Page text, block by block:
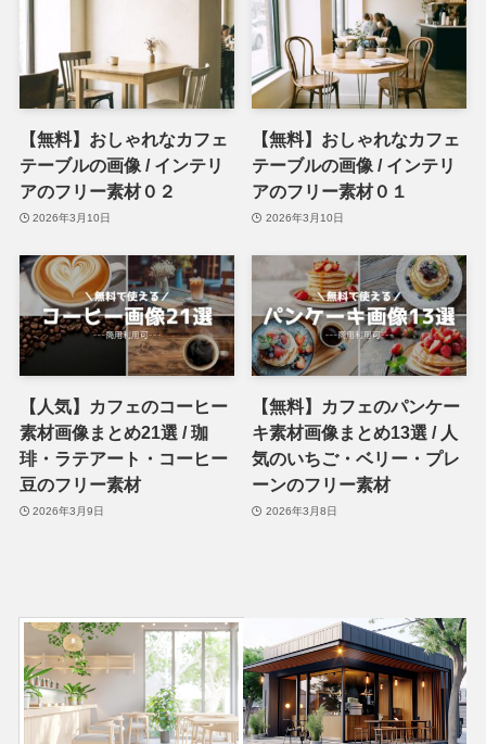
【無料】おしゃれなカフェ
テーブルの画像 / インテリ
アのフリー素材０２
2026年3月10日
【無料】おしゃれなカフェ
テーブルの画像 / インテリ
アのフリー素材０１
2026年3月10日
【人気】カフェのコーヒー
素材画像まとめ21選 / 珈
琲・ラテアート・コーヒー
豆のフリー素材
2026年3月9日
【無料】カフェのパンケー
キ素材画像まとめ13選 / 人
気のいちご・ベリー・プレ
ーンのフリー素材
2026年3月8日